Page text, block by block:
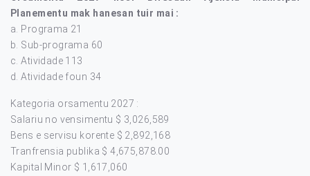
Planementu mak hanesan tuir mai :
Programa 21
Sub-programa 60
Atividade 113
Atividade foun 34
Kategoria orsamentu 2027 :
Salariu no vensimentu $ 3,026,589
Bens e servisu korente $ 2,892,168
Tranfrensia publika $ 4,675,878.00
Kapital Minor $ 1,617,060